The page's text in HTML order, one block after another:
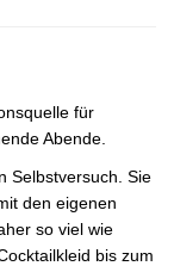
für
Abende.
Selbstversuch. Sie
den eigenen
so viel wie
bis zum